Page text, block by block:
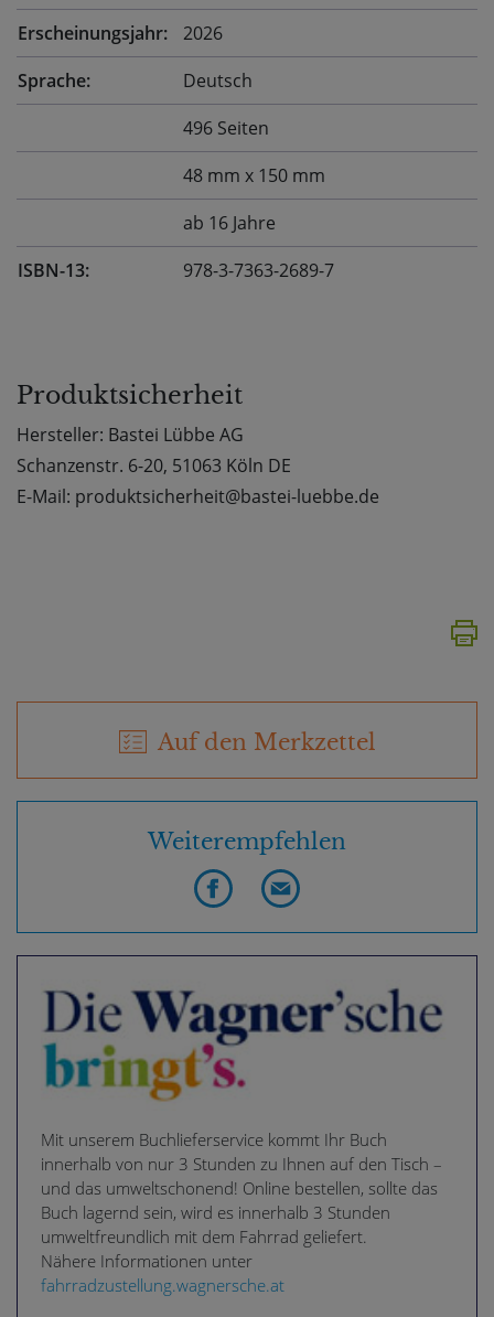
Erscheinungsjahr:
2026
Sprache:
Deutsch
496 Seiten
48 mm x 150 mm
ab 16 Jahre
ISBN-13:
978-3-7363-2689-7
Produktsicherheit
Hersteller: Bastei Lübbe AG
Schanzenstr. 6-20, 51063 Köln DE
E-Mail: produktsicherheit@bastei-luebbe.de
Auf den Merkzettel
Weiterempfehlen
Mit unserem Buchlieferservice kommt Ihr Buch
innerhalb von nur 3 Stunden zu Ihnen auf den Tisch –
und das umweltschonend! Online bestellen, sollte das
Buch lagernd sein, wird es innerhalb 3 Stunden
umweltfreundlich mit dem Fahrrad geliefert.
Nähere Informationen unter
fahrradzustellung.wagnersche.at